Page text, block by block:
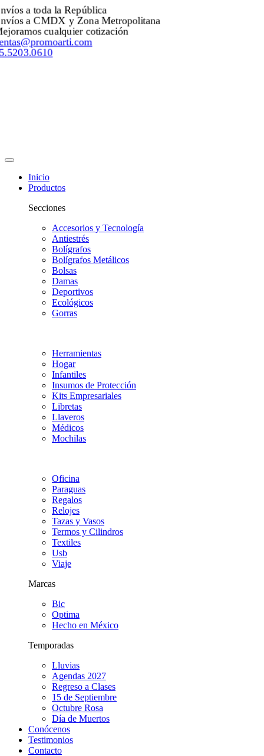
a toda la República
a CMDX y Zona Metropolitana
cualquier cotización
Inicio
Productos
Secciones
Accesorios y Tecnología
Antiestrés
Bolígrafos
Bolígrafos Metálicos
Bolsas
Damas
Deportivos
Ecológicos
Gorras
Herramientas
Hogar
Infantiles
Insumos de Protección
Kits Empresariales
Libretas
Llaveros
Médicos
Mochilas
Oficina
Paraguas
Regalos
Relojes
Tazas y Vasos
Termos y Cilindros
Textiles
Usb
Viaje
Marcas
Bic
Optima
Hecho en México
Temporadas
Lluvias
Agendas 2027
Regreso a Clases
15 de Septiembre
Octubre Rosa
Día de Muertos
Conócenos
Testimonios
Contacto